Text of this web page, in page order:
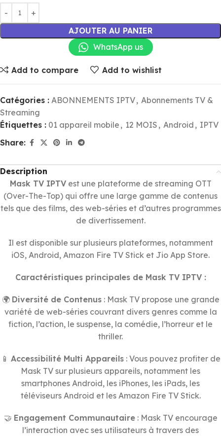
AJOUTER AU PANIER
WhatsApp us
Add to compare Add to wishlist
Catégories : ABONNEMENTS IPTV, Abonnements TV &
Streaming
Étiquettes : 01 appareil mobile , 12 MOIS , Android , IPTV
Share:
Description
Mask TV IPTVest une plateforme de streaming OTT
(Over-The-Top) qui offre une large gamme de contenus
tels que des films, des web-séries et d’autres programmes
de divertissement.
Il est disponible sur plusieurs plateformes, notamment
iOS, Android, Amazon Fire TV Stick et Jio App Store.
Caractéristiques principales de Mask TV IPTV :
🌍 Diversité de Contenus: Mask TV propose une grande
variété de web-séries couvrant divers genres comme la
fiction, l’action, le suspense, la comédie, l’horreur et le
thriller.
📱 Accessibilité Multi Appareils: Vous pouvez profiter de
Mask TV sur plusieurs appareils, notamment les
smartphones Android, les iPhones, les iPads, les
téléviseurs Android et les Amazon Fire TV Stick.
🤝 Engagement Communautaire: Mask TV encourage
l’interaction avec ses utilisateurs à travers des